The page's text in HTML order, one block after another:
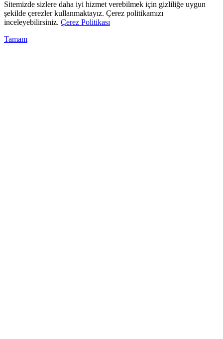
Sitemizde sizlere daha iyi hizmet verebilmek için gizliliğe uygun
şekilde çerezler kullanmaktayız. Çerez politikamızı
inceleyebilirsiniz. Çerez Politikası
Tamam